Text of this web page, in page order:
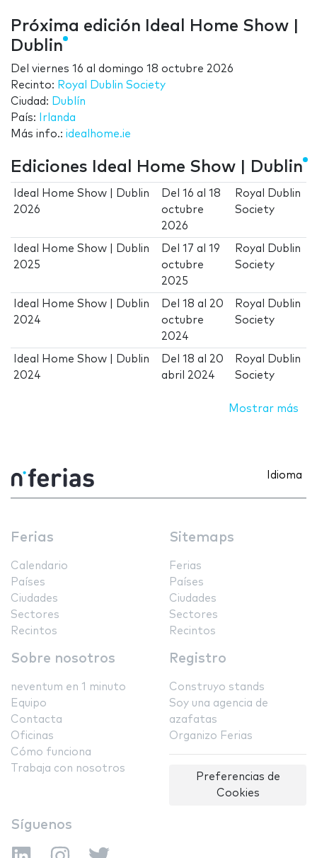
Próxima edición Ideal Home Show |
Dublin
Del viernes 16 al domingo 18 octubre 2026
Recinto: Royal Dublin Society
Ciudad: Dublín
País:
Irlanda
Más info.: idealhome.ie
Ediciones Ideal Home Show | Dublin
Ideal Home Show | Dublin
2026
Del16 al18
octubre
2026
Royal Dublin
Society
Ideal Home Show | Dublin
2025
Del17 al19
octubre
2025
Royal Dublin
Society
Ideal Home Show | Dublin
2024
Del18 al 20
octubre
2024
Royal Dublin
Society
Ideal Home Show | Dublin
2024
Del18 al 20
abril 2024
Royal Dublin
Society
Mostrar más
Idioma
Ferias
Calendario
Países
Ciudades
Sectores
Recintos
Sitemaps
Ferias
Países
Ciudades
Sectores
Recintos
Sobre nosotros
neventum en 1 minuto
Equipo
Contacta
Oficinas
Cómo funciona
Trabaja con nosotros
Registro
Construyo stands
Soy una agencia de
azafatas
Organizo Ferias
Preferencias de
Cookies
Síguenos